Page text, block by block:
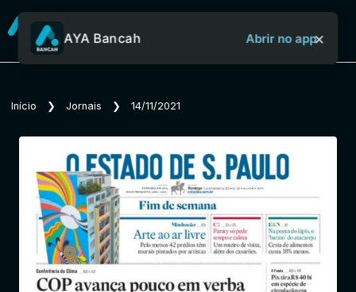
Sobre o Aya Bancah
Início
Revistas
Jornais
AYA Bancah Abrir no app×
Início ❯ Jornais ❯ 14/11/2021